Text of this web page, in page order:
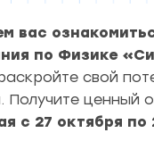
вас
по Физике
свой
Получите ценный
с 27 октября по